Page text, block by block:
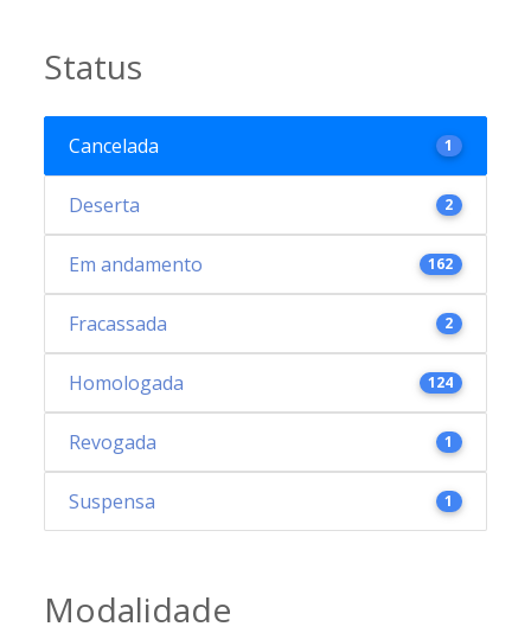
Status
Cancelada 1
Deserta 2
Em andamento 162
Fracassada 2
Homologada 124
Revogada 1
Suspensa 1
Modalidade